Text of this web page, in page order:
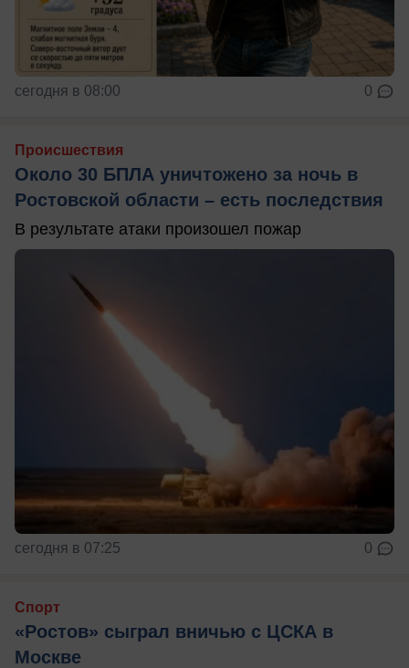
сегодня в 08:00 0
Происшествия
Около 30 БПЛА уничтожено за ночь в
Ростовской области – есть последствия
В результате атаки произошел пожар
сегодня в 07:25 0
Спорт
«Ростов» сыграл вничью с ЦСКА в
Москве